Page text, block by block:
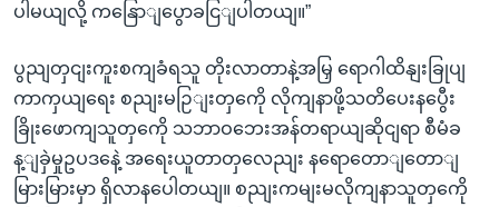
ပါမယျလို့ ကနြောျပွောခငြျပါတယျ။”
ပွညျတှငျးကူးစကျခံရသူ တိုးလာတာနဲ့အမြှ ရောဂါထိနျးခြုပျ
ကာကှယျရေး စညျးမဉြျးတှကေို လိုကျနာဖို့သတိပေးနပွေီး
ခြိုးဖောကျသူတှကေို သဘာဝဘေးအန်တရာယျဆိုငျရာ စီမံခ
န့ျခှဲမှုဥပဒနေဲ့ အရေးယူတာတှလေညျး နရောတောျတောျ
မြားမြားမှာ ရှိလာနပေါတယျ။ စညျးကမျးမလိုကျနာသူတှကေို